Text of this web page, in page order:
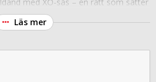
med XO-sås – en rätt som sätter
Läs mer